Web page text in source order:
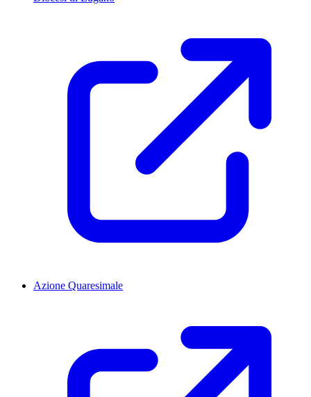
Azione Quaresimale